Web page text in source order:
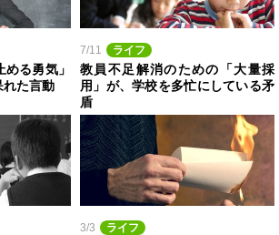
る勇気」
れた言動
7/11 ライフ
教員不足解消のための「大量採
用」が、学校を多忙にしている矛
盾
3/3 ライフ